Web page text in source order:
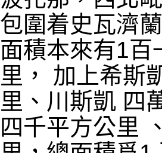
包圍着史瓦濟
面積本來有1百
里， 加上希斯
里、川斯凱 四
四千平方公里